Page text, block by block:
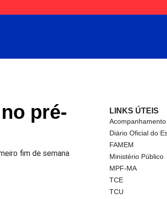
pré-
fim de semana
LINKS ÚTEIS
Diário Oficial do
FAMEM
Ministério Público
MPF-MA
TCE
TCU